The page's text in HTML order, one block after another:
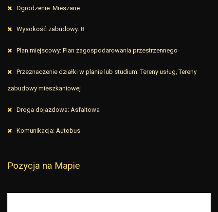
Ogrodzenie: Mieszane
Wysokość zabudowy: 8
Plan miejscowy: Plan zagospodarowania przestrzennego
Przeznaczenie działki w planie lub studium: Tereny usług, Tereny
zabudowy mieszkaniowej
Droga dojazdowa: Asfaltowa
Komunikacja: Autobus
Pozycja na Mapie